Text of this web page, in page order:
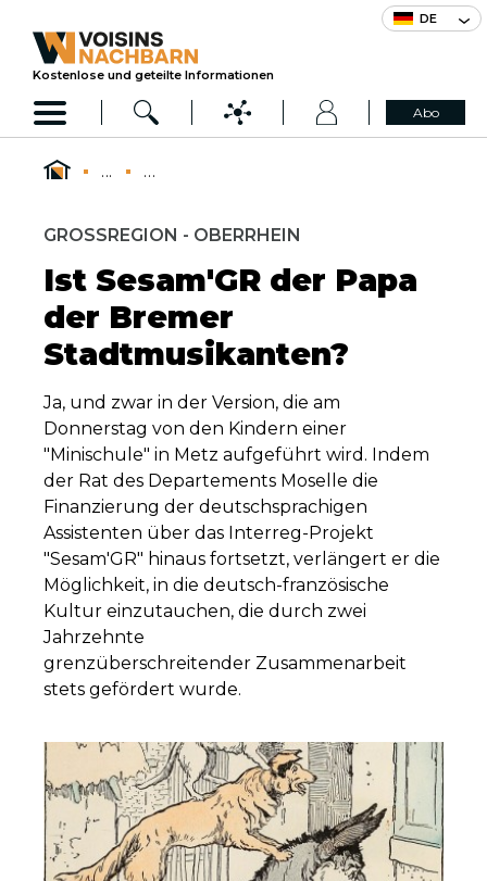
DE
Kostenlose und geteilte Informationen
Abo
... ...
GROSSREGION - OBERRHEIN
Ist Sesam'GR der Papa
der Bremer
Stadtmusikanten?
Ja, und zwar in der Version, die am
Donnerstag von den Kindern einer
"Minischule" in Metz aufgeführt wird. Indem
der Rat des Departements Moselle die
Finanzierung der deutschsprachigen
Assistenten über das Interreg-Projekt
"Sesam'GR" hinaus fortsetzt, verlängert er die
Möglichkeit, in die deutsch-französische
Kultur einzutauchen, die durch zwei
Jahrzehnte
grenzüberschreitender Zusammenarbeit
stets gefördert wurde.